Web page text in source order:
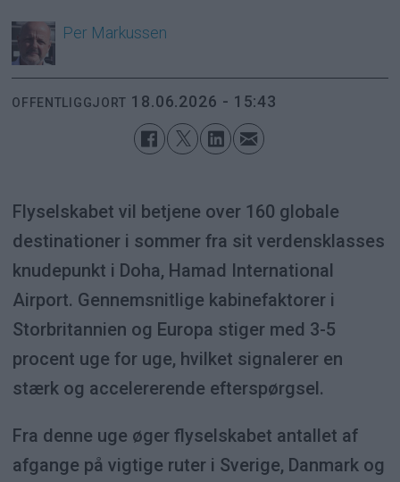
Per Markussen
OFFENTLIGGJORT 18.06.2026 - 15:43
Flyselskabet vil betjene over 160 globale
destinationer i sommer fra sit verdensklasses
knudepunkt i Doha, Hamad International
Airport. Gennemsnitlige kabinefaktorer i
Storbritannien og Europa stiger med 3-5
procent uge for uge, hvilket signalerer en
stærk og accelererende efterspørgsel.
Fra denne uge øger flyselskabet antallet af
afgange på vigtige ruter i Sverige, Danmark og